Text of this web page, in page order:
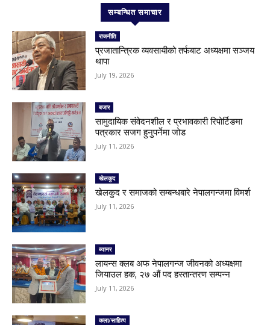
सम्बन्धित समाचार
राजनीति
प्रजातान्त्रिक व्यवसायीको तर्फबाट अध्यक्षमा सञ्जय
थापा
July 19, 2026
बजार
सामुदायिक संवेदनशील र प्रभावकारी रिपोर्टिङमा
पत्रकार सजग हुनुपर्नेमा जोड
July 11, 2026
खेलकुद
खेलकुद र समाजको सम्बन्धबारे नेपालगन्जमा विमर्श
July 11, 2026
ब्यानर
लायन्स क्लब अफ नेपालगन्ज जीवनको अध्यक्षमा
जियाउल हक, २७ औं पद हस्तान्तरण सम्पन्न
July 11, 2026
कला/साहित्य